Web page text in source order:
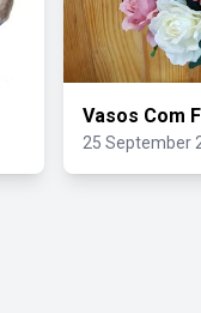
Vasos Com
25 September